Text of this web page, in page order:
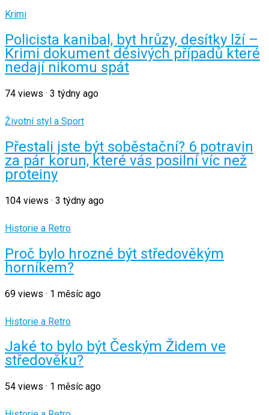
Krimi
Policista kanibal, byt hrůzy, desítky lží –
Krimi dokument děsivých případů které
nedají nikomu spát
74 views · 3 týdny ago
Životní styl a Sport
Přestali jste být soběstační? 6 potravin
za pár korun, které vás posilní víc než
proteiny
104 views · 3 týdny ago
Historie a Retro
Proč bylo hrozné být středověkým
horníkem?
69 views · 1 měsíc ago
Historie a Retro
Jaké to bylo být Českým Židem ve
středověku?
54 views · 1 měsíc ago